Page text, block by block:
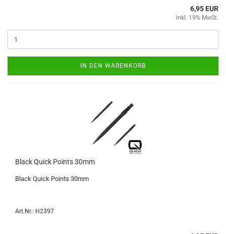
6,95 EUR
inkl. 19% MwSt.
IN DEN WARENKORB
Black Quick Points 30mm
Black Quick Points 30mm
Art.Nr.: H2397